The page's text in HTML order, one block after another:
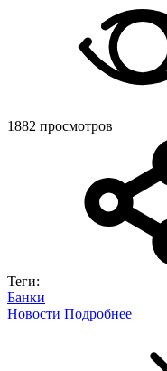
1882 просмотров
Теги:
Банки
Новости Подробнее